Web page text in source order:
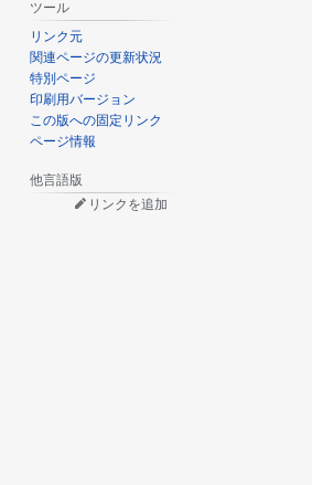
ツール
リンク元
関連ページの更新状況
特別ページ
印刷用バージョン
この版への固定リンク
ページ情報
他言語版
リンクを追加